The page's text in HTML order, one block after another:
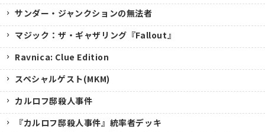
サンダー・ジャンクションの無法者
マジック：ザ・ギャザリング『Fallout』
Ravnica: Clue Edition
スペシャルゲスト(MKM)
カルロフ邸殺人事件
『カルロフ邸殺人事件』統率者デッキ